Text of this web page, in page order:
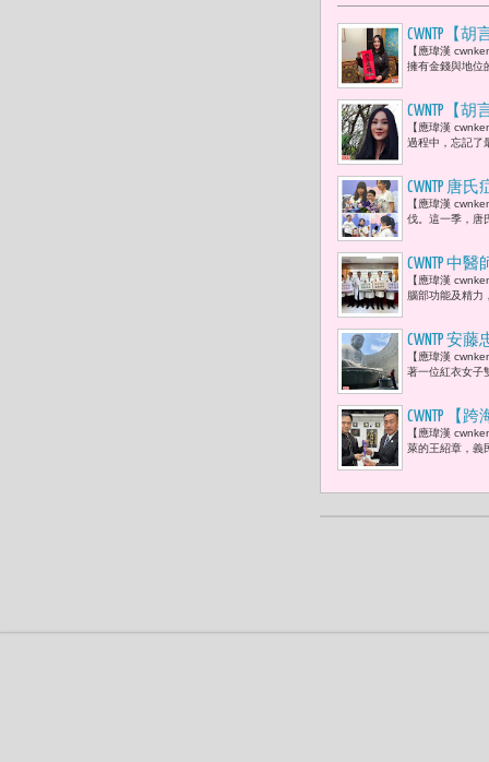
CWNTP【
找到真正
【應瑋漢
擁有金錢與地位
CWNTP【
在給予他
【應瑋漢
過程中，忘記了
CWNTP 唐
伴、一種
【應瑋漢
伐。這一季，唐
CWNTP 中
持身體新
【應瑋漢
腦部功能及精力
CWNTP 安
個讓人沉思
【應瑋漢
著一位紅衣女子
CWNTP 【
間的記憶
【應瑋漢
萊的王紹章，義